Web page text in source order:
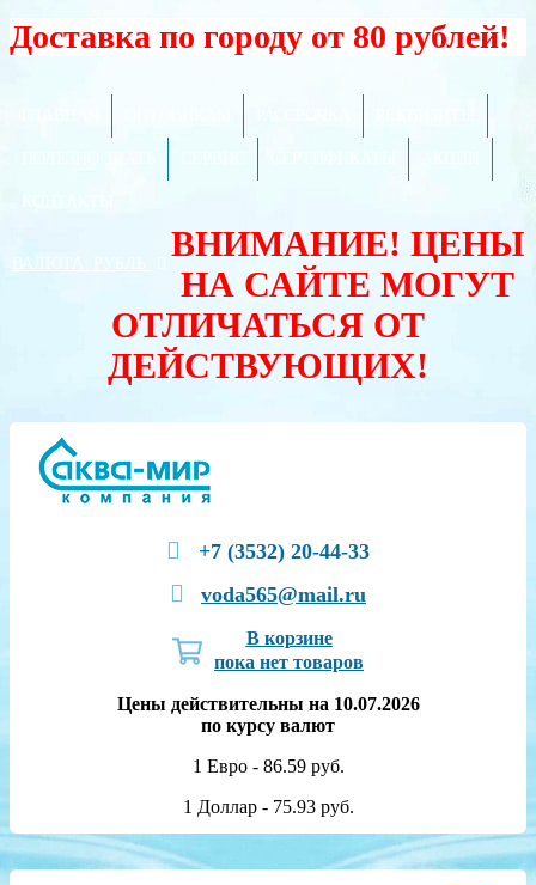
Доставка по городу от 80 рублей!
ВАЛЮТА:
ВНИМАНИЕ! ЦЕНЫ
НА САЙТЕ МОГУТ
ОТЛИЧАТЬСЯ ОТ
ДЕЙСТВУЮЩИХ!
+7 (3532) 20-44-33
voda565@mail.ru
В корзине
пока нет товаров
Цены действительны на 10.07.2026
по курсу валют
1 Евро - 86.59 руб.
1 Доллар - 75.93 руб.